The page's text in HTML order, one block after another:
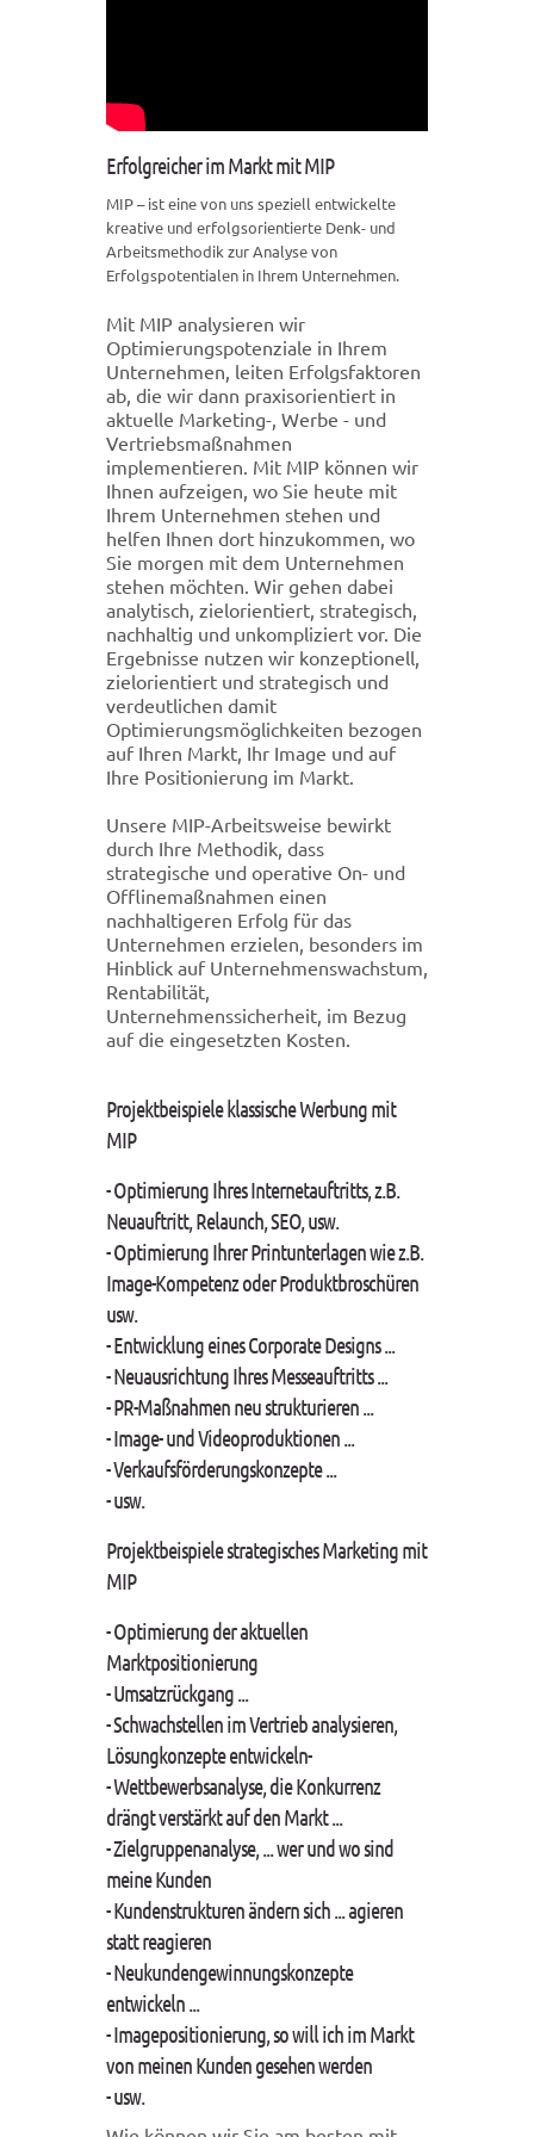
Erfolgreicher im Markt mit MIP
MIP – ist eine von uns speziell entwickelte
kreative und erfolgsorientierte Denk- und
Arbeitsmethodik zur Analyse von
Erfolgspotentialen in Ihrem Unternehmen.
Mit MIP analysieren wir
Optimierungspotenziale in Ihrem
Unternehmen, leiten Erfolgsfaktoren
ab, die wir dann praxisorientiert in
aktuelle Marketing-, Werbe - und
Vertriebsmaßnahmen
implementieren. Mit MIP können wir
Ihnen aufzeigen, wo Sie heute mit
Ihrem Unternehmen stehen und
helfen Ihnen dort hinzukommen, wo
Sie morgen mit dem Unternehmen
stehen möchten. Wir gehen dabei
analytisch, zielorientiert, strategisch,
nachhaltig und unkompliziert vor. Die
Ergebnisse nutzen wir konzeptionell,
zielorientiert und strategisch und
verdeutlichen damit
Optimierungsmöglichkeiten bezogen
auf Ihren Markt, Ihr Image und auf
Ihre Positionierung im Markt.
Unsere MIP-Arbeitsweise bewirkt
durch Ihre Methodik, dass
strategische und operative On- und
Offlinemaßnahmen einen
nachhaltigeren Erfolg für das
Unternehmen erzielen, besonders im
Hinblick auf Unternehmenswachstum,
Rentabilität,
Unternehmenssicherheit, im Bezug
auf die eingesetzten Kosten.
Projektbeispiele klassische Werbung mit
MIP
- Optimierung Ihres Internetauftritts, z.B.
Neuauftritt, Relaunch, SEO, usw.
- Optimierung Ihrer Printunterlagen wie z.B.
Image-Kompetenz oder Produktbroschüren
usw.
- Entwicklung eines Corporate Designs ...
- Neuausrichtung Ihres Messeauftritts ...
- PR-Maßnahmen neu strukturieren ...
- Image- und Videoproduktionen ...
- Verkaufsförderungskonzepte ...
- usw.
Projektbeispiele strategisches Marketing mit
MIP
- Optimierung der aktuellen
Marktpositionierung
- Umsatzrückgang ...
- Schwachstellen im Vertrieb analysieren,
Lösungkonzepte entwickeln-
- Wettbewerbsanalyse, die Konkurrenz
drängt verstärkt auf den Markt ...
- Zielgruppenanalyse, ... wer und wo sind
meine Kunden
- Kundenstrukturen ändern sich ... agieren
statt reagieren
- Neukundengewinnungskonzepte
entwickeln ...
- Imagepositionierung, so will ich im Markt
von meinen Kunden gesehen werden
- usw.